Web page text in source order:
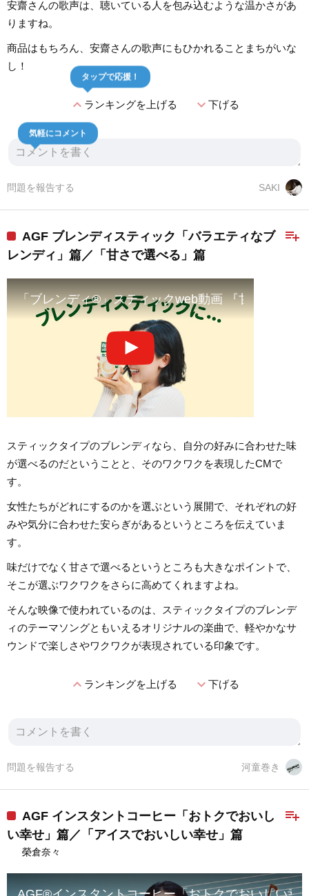
安齋さんの歌声は、聴いている人を包み込むような温かさがあ
りますね。
商品はもちろん、安齋さんの歌声にもひかれることまちがいな
し！
expand_lessランキングを上げる
タップで応援！
expand_more下げる
気軽にコメント
SAKI
問題を報告する
playlist_add
AGF ブレンディスティック「バラエティなブ
レンディ」篇／「甘さで選べる」篇
「ブレンディ®」スティックweb動画 『甘さで選べ
スティックタイプのブレンディなら、自分の好みに合わせた味
が選べるのだということと、そのワクワクを表現したCMで
す。
女性たちがどれにするのかを選ぶという展開で、それぞれの好
みや気分に合わせた安らぎがあるというところを伝えていま
す。
味だけでなく甘さで選べるというところも大きなポイントで、
そこが選ぶワクワクをさらに高めてくれますよね。
そんな映像で使われているのは、スティックタイプのブレンデ
ィのテーマソングともいえるオリジナルの楽曲で、軽やかなサ
ウンドで楽しさやワクワクが表現されている印象です。
expand_lessランキングを上げる expand_more下げる
河童巻き
問題を報告する
playlist_add
AGF インスタントコーヒー「おトクでおいし
い幸せ」篇／「アイスでおいしい幸せ」篇
榮倉奈々